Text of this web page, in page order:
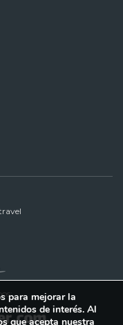
para mejorar la
de interés. Al
que acepta nuestra